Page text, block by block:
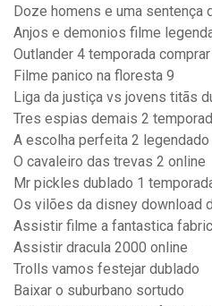
Doze homens e uma sentença
Anjos e demonios filme
Outlander 4 temporada comprar
Filme panico na floresta 9
Liga da justiça vs jovens titãs
Tres espias demais 2
A escolha perfeita 2 legendado
O cavaleiro das trevas 2 online
Mr pickles dublado 1
Os vilões da disney download
Assistir filme a fantastica
Assistir dracula 2000 online
Trolls vamos festejar dublado
Baixar o suburbano sortudo